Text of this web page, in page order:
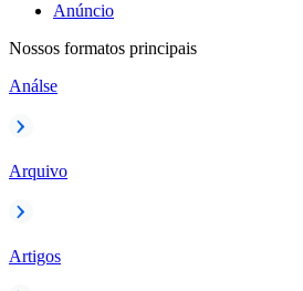
Anúncio
Nossos formatos principais
Análse
Arquivo
Artigos